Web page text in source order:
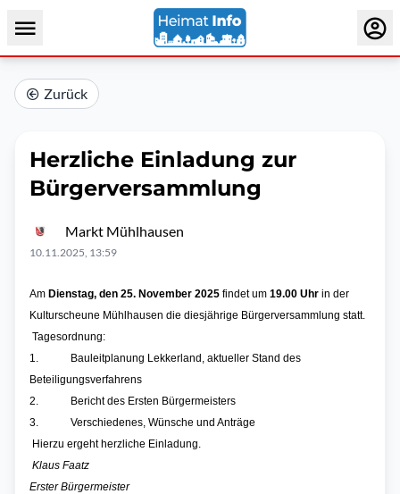
Zurück
Herzliche Einladung zur
Bürgerversammlung
Markt Mühlhausen
10.11.2025, 13:59
Am Dienstag, den 25. November 2025 findet um 19.00 Uhr in der
Kulturscheune Mühlhausen die diesjährige Bürgerversammlung statt.
Tagesordnung:
1.
Bauleitplanung Lekkerland, aktueller Stand des
Beteiligungsverfahrens
2.
Bericht des Ersten Bürgermeisters
3.
Verschiedenes, Wünsche und Anträge
Hierzu ergeht herzliche Einladung.
Klaus Faatz
Erster Bürgermeister